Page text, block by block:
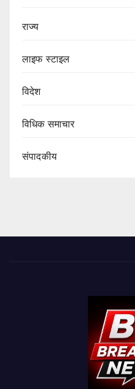
राज्य
लाइफ स्टाइल
विदेश
विधिक समाचार
संपादकीय